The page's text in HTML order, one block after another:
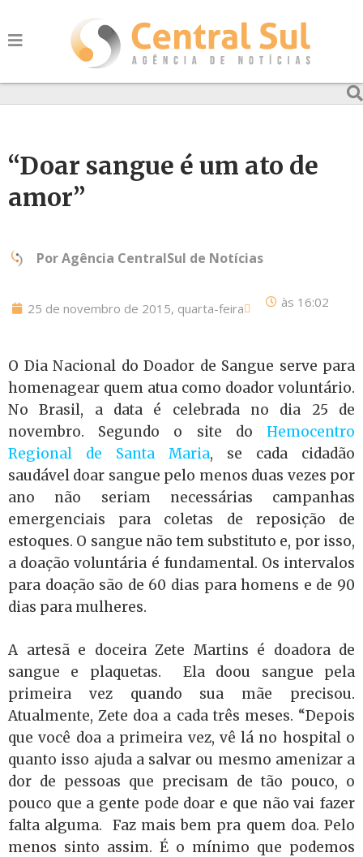
“Doar sangue é um ato de
amor”
PorAgência CentralSul de Notícias
25 de novembro de 2015, quarta-feira às 16:02
O Dia Nacional do Doador de Sangue serve para
homenagear quem atua como doador voluntário.
No Brasil, a data é celebrada no dia 25 de
novembro. Segundo o site do Hemocentro
Regional de Santa Maria, se cada cidadão
saudável doar sangue pelo menos duas vezes por
ano não seriam necessárias campanhas
emergenciais para coletas de reposição de
estoques. O sangue não tem substituto e, por isso,
a doação voluntária é fundamental. Os intervalos
para doação são de 60 dias para homens e de 90
dias para mulheres.
A artesã e doceira Zete Martins é doadora de
sangue e plaquetas. Ela doou sangue pela
primeira vez quando sua mãe precisou.
Atualmente, Zete doa a cada três meses. “Depois
que você doa a primeira vez, vê lá no hospital o
quanto isso ajuda a salvar ou mesmo amenizar a
dor de pessoas que precisam de tão pouco, o
pouco que a gente pode doar e que não vai fazer
falta alguma. Faz mais bem pra quem doa. Pelo
menos sinto assim. É o mínimo que podemos